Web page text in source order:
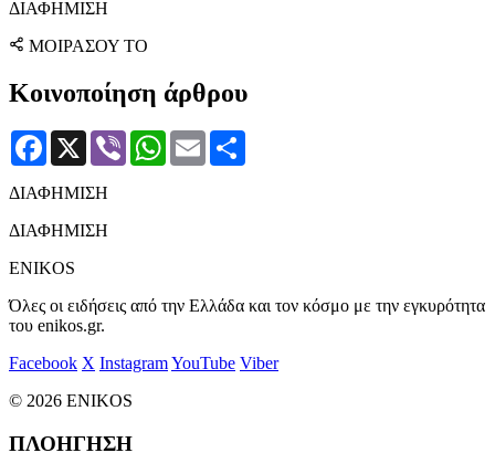
ΔΙΑΦΗΜΙΣΗ
ΜΟΙΡΑΣΟΥ ΤΟ
Κοινοποίηση άρθρου
Facebook
X Viber WhatsApp
Email
ΔΙΑΦΗΜΙΣΗ
ΔΙΑΦΗΜΙΣΗ
ENIKOS
Όλες οι ειδήσεις από την Ελλάδα και τον κόσμο με την εγκυρότητα
του enikos.gr.
Facebook X InstagramYouTube Viber
© 2026 ENIKOS
ΠΛΟΗΓΗΣΗ